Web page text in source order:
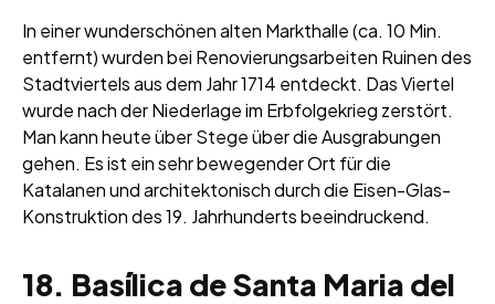
In einer wunderschönen alten Markthalle (ca. 10 Min.
entfernt) wurden bei Renovierungsarbeiten Ruinen des
Stadtviertels aus dem Jahr 1714 entdeckt. Das Viertel
wurde nach der Niederlage im Erbfolgekrieg zerstört.
Man kann heute über Stege über die Ausgrabungen
gehen. Es ist ein sehr bewegender Ort für die
Katalanen und architektonisch durch die Eisen-Glas-
Konstruktion des 19. Jahrhunderts beeindruckend.
18. Basílica de Santa Maria del